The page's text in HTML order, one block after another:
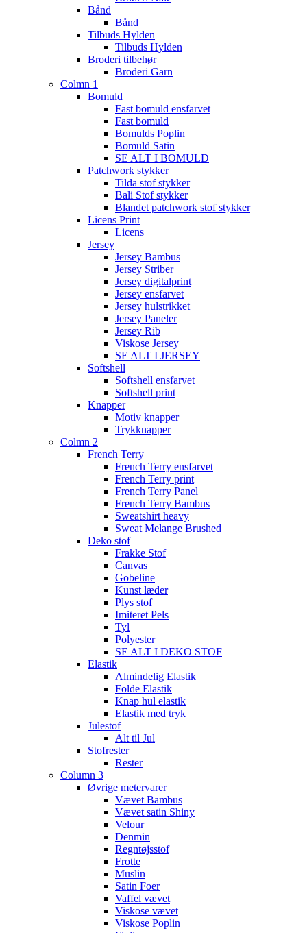
Bånd
Bånd
Tilbuds Hylden
Tilbuds Hylden
Broderi tilbehør
Broderi Garn
Colmn 1
Bomuld
Fast bomuld ensfarvet
Fast bomuld
Bomulds Poplin
Bomuld Satin
SE ALT I BOMULD
Patchwork stykker
Tilda stof stykker
Bali Stof stykker
Blandet patchwork stof stykker
Licens Print
Licens
Jersey
Jersey Bambus
Jersey Striber
Jersey digitalprint
Jersey ensfarvet
Jersey hulstrikket
Jersey Paneler
Jersey Rib
Viskose Jersey
SE ALT I JERSEY
Softshell
Softshell ensfarvet
Softshell print
Knapper
Motiv knapper
Trykknapper
Colmn 2
French Terry
French Terry ensfarvet
French Terry print
French Terry Panel
French Terry Bambus
Sweatshirt heavy
Sweat Melange Brushed
Deko stof
Frakke Stof
Canvas
Gobeline
Kunst læder
Plys stof
Imiteret Pels
Tyl
Polyester
SE ALT I DEKO STOF
Elastik
Almindelig Elastik
Folde Elastik
Knap hul elastik
Elastik med tryk
Julestof
Alt til Jul
Stofrester
Rester
Column 3
Øvrige metervarer
Vævet Bambus
Vævet satin Shiny
Velour
Denmin
Regntøjsstof
Frotte
Muslin
Satin Foer
Vaffel vævet
Viskose vævet
Viskose Poplin